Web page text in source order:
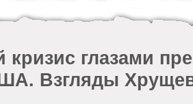
кризис глазами
Взгляды